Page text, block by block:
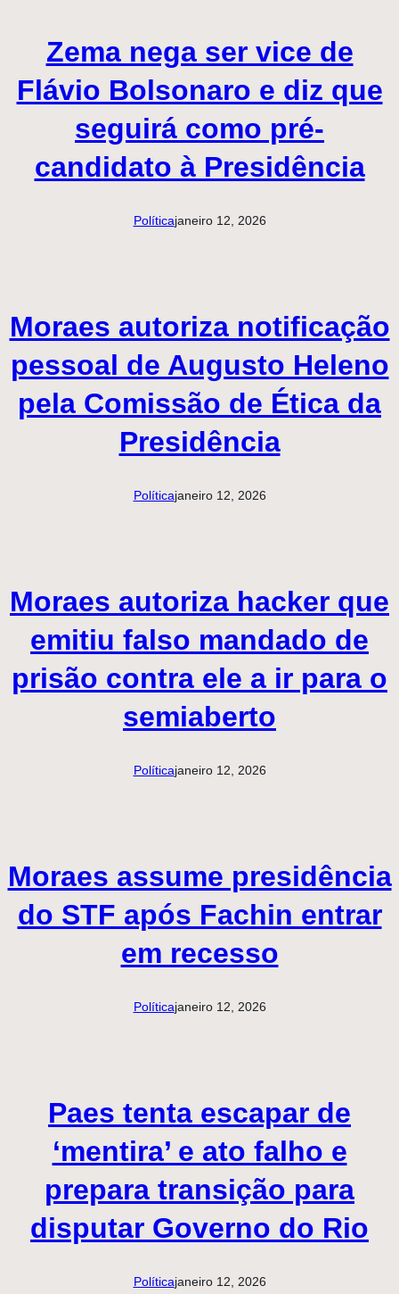
Zema nega ser vice de
Flávio Bolsonaro e diz que
seguirá como pré-
candidato à Presidência
Políticajaneiro 12, 2026
Moraes autoriza notificação
pessoal de Augusto Heleno
pela Comissão de Ética da
Presidência
Políticajaneiro 12, 2026
Moraes autoriza hacker que
emitiu falso mandado de
prisão contra ele a ir para o
semiaberto
Políticajaneiro 12, 2026
Moraes assume presidência
do STF após Fachin entrar
em recesso
Políticajaneiro 12, 2026
Paes tenta escapar de
‘mentira’ e ato falho e
prepara transição para
disputar Governo do Rio
Políticajaneiro 12, 2026